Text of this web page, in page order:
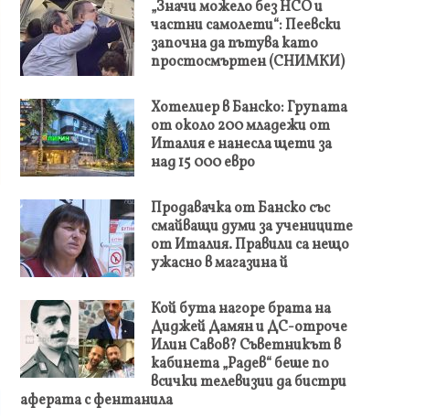
„Значи можело без НСО и
частни самолети“: Пеевски
започна да пътува като
простосмъртен (СНИМКИ)
Хотелиер в Банско: Групата
от около 200 младежи от
Италия е нанесла щети за
над 15 000 евро
Продавачка от Банско със
смайващи думи за учениците
от Италия. Правили са нещо
ужасно в магазина й
Кой бута нагоре брата на
Диджей Дамян и ДС-отроче
Илин Савов? Съветникът в
кабинета „Радев“ беше по
всички телевизии да бистри
аферата с фентанила